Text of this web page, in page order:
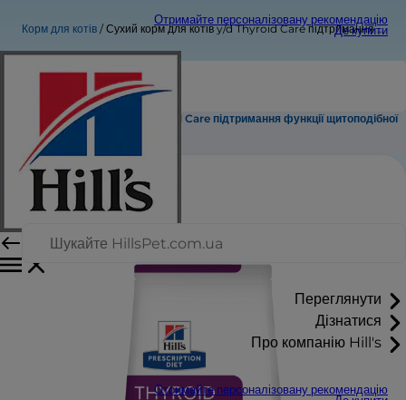
Отримайте персоналізовану рекомендацію
Де купити
Переглянути
Дізнатися
Про компанію Hill's
Отримайте персоналізовану рекомендацію
Корм для котів Сухий корм для котів y/d Thyroid Care підтримання функції щитоподібної залози
Сухий корм для котів y/d Thyroid Care підтримання функції щитоподібної
залози